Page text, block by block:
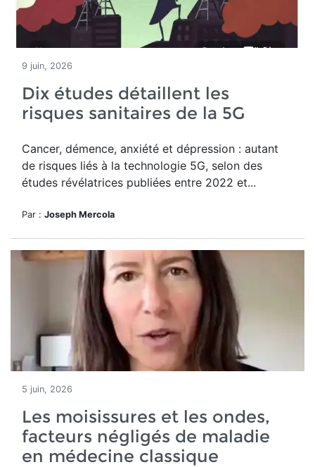
9 juin, 2026
Dix études détaillent les
risques sanitaires de la 5G
Cancer, démence, anxiété et dépression : autant
de risques liés à la technologie 5G, selon des
études révélatrices publiées entre 2022 et...
Par : Joseph Mercola
5 juin, 2026
Les moisissures et les ondes,
facteurs négligés de maladie
en médecine classique